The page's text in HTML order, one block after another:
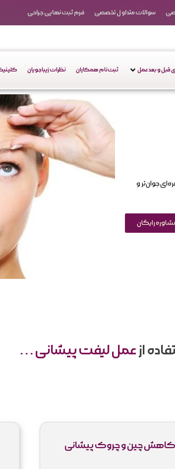
سوالات متداول تخصصی فرم ثبت نهایی جراحی
قبل و بعد عمل ثبت‌نام همکاران نظرات زیباجویان
جوان‌تر و
رایگان
از عمل لیفت پیشانی. . .
کاهش چین و چروک پیشانی